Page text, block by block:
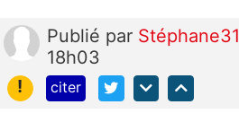
Publié par Stéphane31
18h03
!
citer